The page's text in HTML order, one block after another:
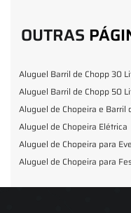
OUTRAS
Aluguel Barril de Chopp 30
Aluguel Barril de Chopp 50
Aluguel de Chopeira e Barril
Aluguel de Chopeira Elétrica
Aluguel de Chopeira para
Aluguel de Chopeira para